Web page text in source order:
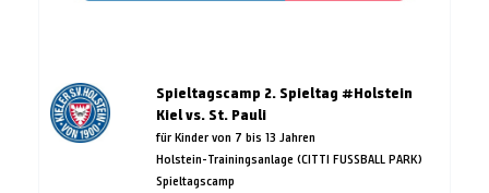
Spieltagscamp 2. Spieltag #Holstein
Kiel vs. St. Pauli
für Kinder von 7 bis 13 Jahren
Holstein-Trainingsanlage (CITTI FUSSBALL PARK)
Spieltagscamp